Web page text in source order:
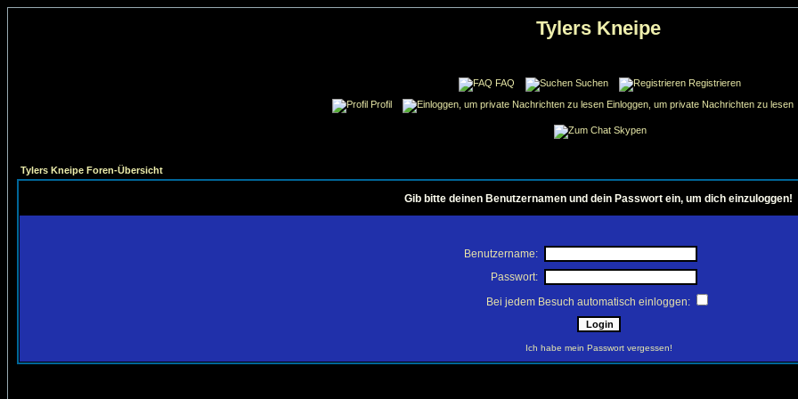
Tylers Kneipe
FAQ Suchen
Registrieren
Profil
Einloggen, um private Nachrichten zu lesen
Skypen
Tylers Kneipe Foren-Übersicht
Gib bitte deinen Benutzernamen und dein Passwort ein, um dich einzuloggen!
Benutzername:
Passwort:
Bei jedem Besuch automatisch einloggen:
Ich habe mein Passwort vergessen!